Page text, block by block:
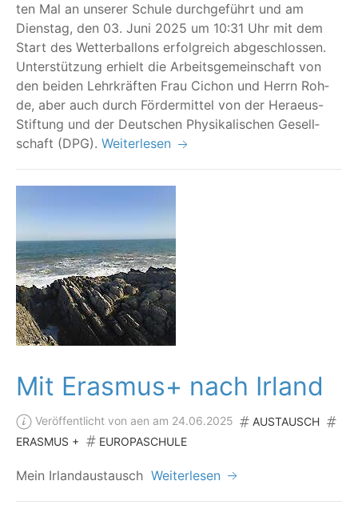
ten Mal an unse­rer Schu­le durch­ge­führt und am
Diens­tag, den 03. Juni 2025 um 10:31 Uhr mit dem
Start des Wet­ter­bal­lons erfolg­reich abge­schlos­sen.
Unter­stüt­zung erhielt die Arbeits­ge­mein­schaft von
den bei­den Lehr­kräf­ten Frau Cichon und Herrn Roh­
de, aber auch durch För­der­mit­tel von der Heraeus-
Stif­tung und der Deut­schen Phy­si­ka­li­schen Gesell­
schaft (DPG). Weiterlesen
Mit Erasmus+ nach Irland
Veröffentlicht von aen am 24.06.2025
AUSTAUSCH
ERASMUS +
EUROPASCHULE
Mein Irland­aus­tausch Weiterlesen